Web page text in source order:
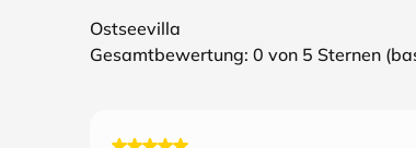
Ostseevilla
Gesamtbewertung: 0 von 5 Sternen